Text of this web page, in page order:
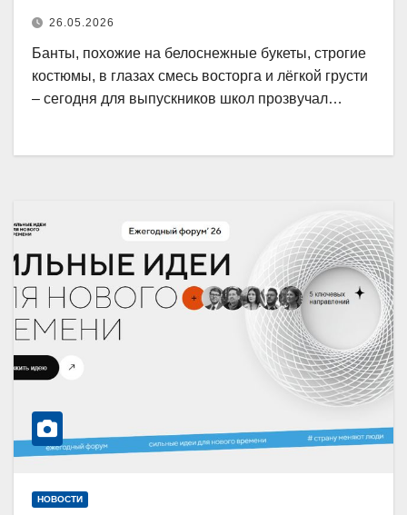
26.05.2026
Банты, похожие на белоснежные букеты, строгие
костюмы, в глазах смесь восторга и лёгкой грусти
– сегодня для выпускников школ прозвучал…
НОВОСТИ